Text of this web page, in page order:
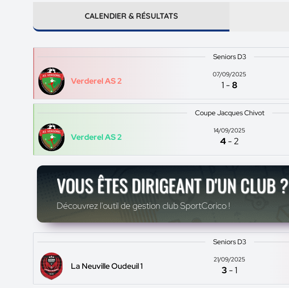
CALENDIER & RÉSULTATS
Seniors D3
Verderel AS 2
07/09/2025
1 -8
Coupe Jacques Chivot
Verderel AS 2
14/09/2025
4 -2
VOUS ÊTES DIRIGEANT D'UN CLUB ?
Découvrez l'outil de gestion club SportCorico !
Seniors D3
La Neuville Oudeuil 1
21/09/2025
3 -1